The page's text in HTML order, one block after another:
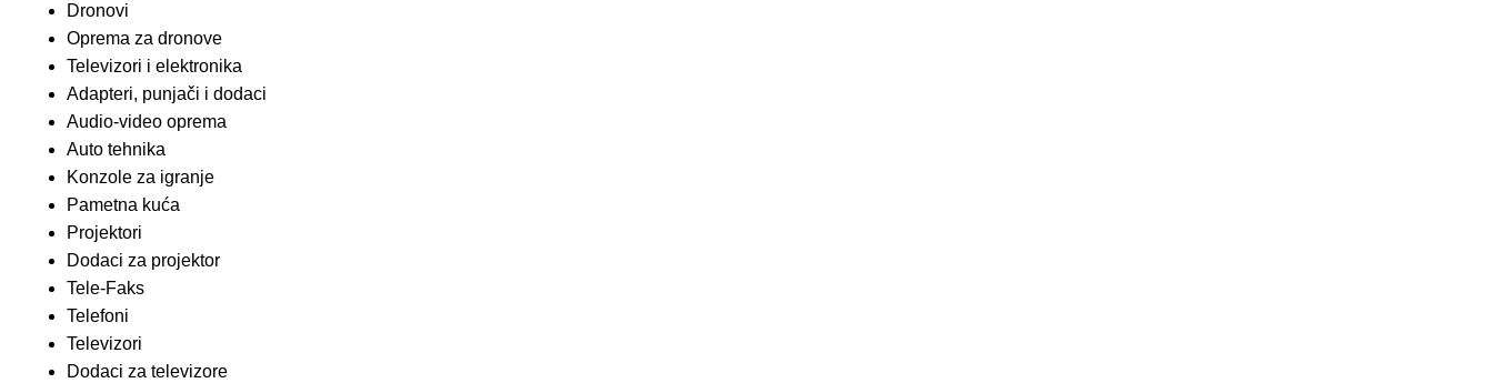
Dronovi
Oprema za dronove
Televizori i elektronika
Adapteri, punjači i dodaci
Audio-video oprema
Auto tehnika
Konzole za igranje
Pametna kuća
Projektori
Dodaci za projektor
Tele-Faks
Telefoni
Televizori
Dodaci za televizore